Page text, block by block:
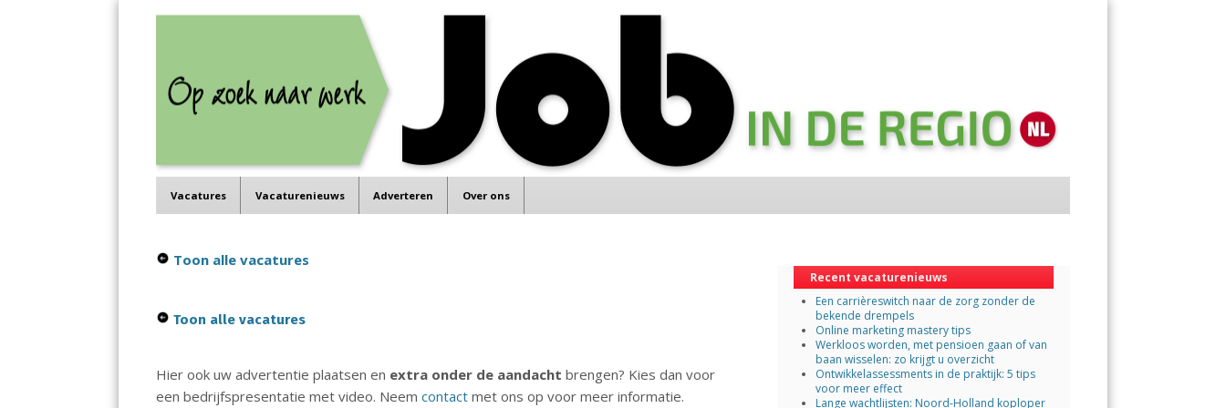
Menu
Vacatures Vacaturenieuws Adverteren Over ons
Toon alle vacatures
Toon alle vacatures
Hier ook uw advertentie plaatsen en extra onder de aandacht brengen? Kies dan voor
een bedrijfspresentatie met video. Neemcontact met ons op voor meer informatie.
Recent vacaturenieuws
Een carrièreswitch naar de zorg zonder de
bekende drempels
Online marketing mastery tips
Werkloos worden, met pensioen gaan of van
baan wisselen: zo krijgt u overzicht
Ontwikkelassessments in de praktijk: 5 tips
voor meer effect
Lange wachtlijsten: Noord-Holland koploper